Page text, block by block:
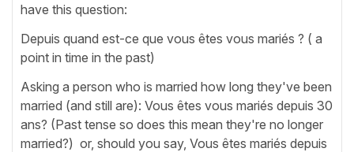
have this question:
Depuis quand est-ce que vous êtes vous mariés ? ( a
point in time in the past)
Asking a person who is married how long they've been
married (and still are): Vous êtes vous mariés depuis 30
ans? (Past tense so does this mean they're no longer
married?) or, should you say, Vous êtes mariés depuis